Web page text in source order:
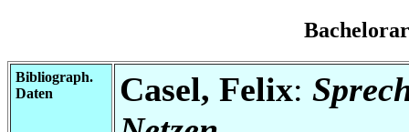
Bibliograph.
Daten
Casel, Felix: